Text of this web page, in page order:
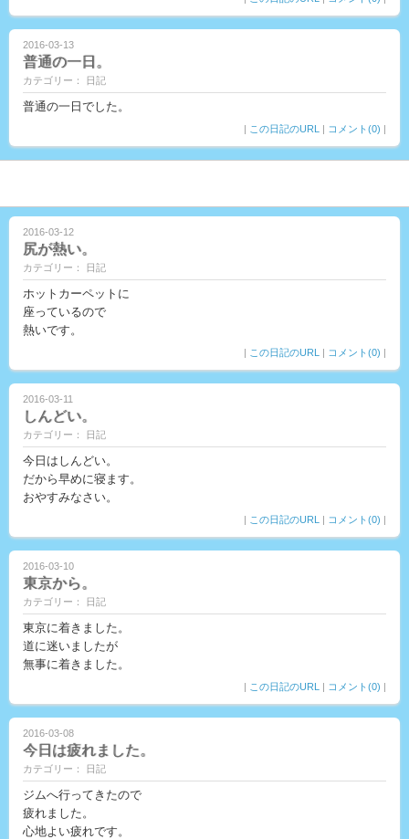
2016-03-13
普通の一日。
カテゴリー： 日記
普通の一日でした。
| この日記のURL | コメント(0) |
2016-03-12
尻が熱い。
カテゴリー： 日記
ホットカーペットに
座っているので
熱いです。
| この日記のURL | コメント(0) |
2016-03-11
しんどい。
カテゴリー： 日記
今日はしんどい。
だから早めに寝ます。
おやすみなさい。
| この日記のURL | コメント(0) |
2016-03-10
東京から。
カテゴリー： 日記
東京に着きました。
道に迷いましたが
無事に着きました。
| この日記のURL | コメント(0) |
2016-03-08
今日は疲れました。
カテゴリー： 日記
ジムへ行ってきたので
疲れました。
心地よい疲れです。